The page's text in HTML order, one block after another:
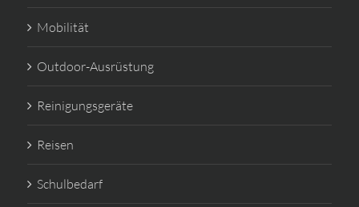
Mobilität
Outdoor-Ausrüstung
Reinigungsgeräte
Reisen
Schulbedarf